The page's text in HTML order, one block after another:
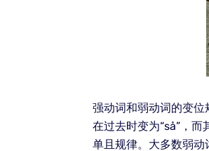
强动词和弱动词的变位
在过去时变为“så”，
单且规律。大多数弱动